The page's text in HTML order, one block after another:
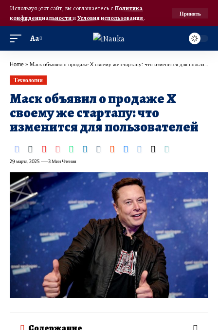
Используя этот сайт, вы соглашаетесь с Политика
конфиденциальностииУсловия использования.
Принять
Аа
Home » Маск объявил о продаже X своему же стартапу: что изменится для пользователей
Технологии
Маск объявил о продаже X
своему же стартапу: что
изменится для пользователей
29 марта, 2025 3 Мин Чтения